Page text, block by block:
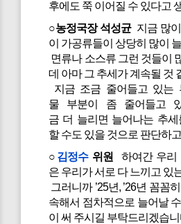
후에도 쭉 이어질 수 있다고
○농정국장 석성균지금 많이
이 가공류들이 상당히 많이
면류나 소스류 그런 것들이
데 아마 그 추세가 계속될 것
지금 조금 줄어들고 있는
물 부분이 좀 줄어들고
금 더 늘리면 늘어나는 추
할 수도 있을 것으로 판단하
○ 김정수위원
하여간 우리
은 우리가 서로 다 느끼고 있
그러니까 ’25년, ’26년 꼼꼼
속해서 점차적으로 늘어날
이 써 주시길 부탁드리겠습